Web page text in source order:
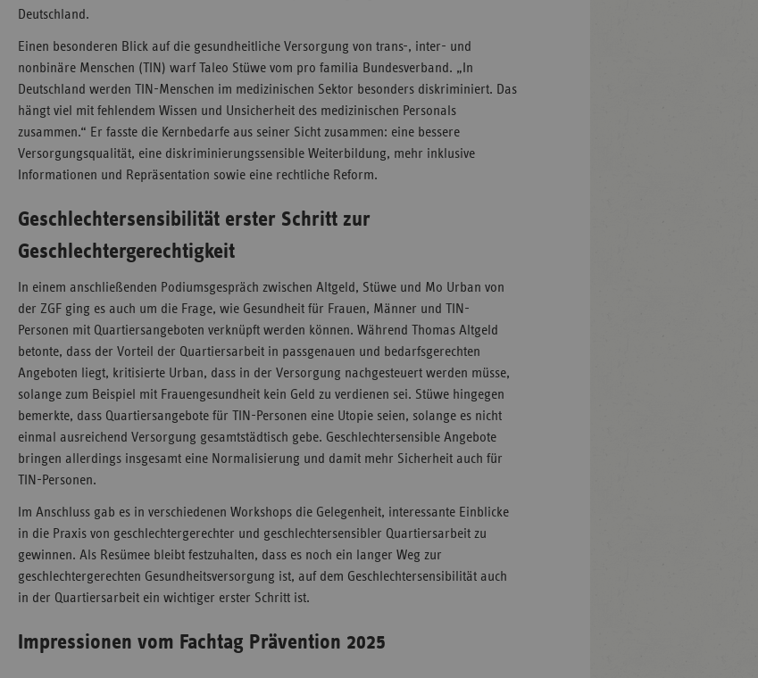
Deutschland.
Einen besonderen Blick auf die gesundheitliche Versorgung von trans-, inter- und
nonbinäre Menschen (TIN) warf Taleo Stüwe vom pro familia Bundesverband. „In
Deutschland werden TIN-Menschen im medizinischen Sektor besonders diskriminiert. Das
hängt viel mit fehlendem Wissen und Unsicherheit des medizinischen Personals
zusammen.“ Er fasste die Kernbedarfe aus seiner Sicht zusammen: eine bessere
Versorgungsqualität, eine diskriminierungssensible Weiterbildung, mehr inklusive
Informationen und Repräsentation sowie eine rechtliche Reform.
Geschlechtersensibilität erster Schritt zur
Geschlechtergerechtigkeit
In einem anschließenden Podiumsgespräch zwischen Altgeld, Stüwe und Mo Urban von
der ZGF ging es auch um die Frage, wie Gesundheit für Frauen, Männer und TIN-
Personen mit Quartiersangeboten verknüpft werden können. Während Thomas Altgeld
betonte, dass der Vorteil der Quartiersarbeit in passgenauen und bedarfsgerechten
Angeboten liegt, kritisierte Urban, dass in der Versorgung nachgesteuert werden müsse,
solange zum Beispiel mit Frauengesundheit kein Geld zu verdienen sei. Stüwe hingegen
bemerkte, dass Quartiersangebote für TIN-Personen eine Utopie seien, solange es nicht
einmal ausreichend Versorgung gesamtstädtisch gebe. Geschlechtersensible Angebote
bringen allerdings insgesamt eine Normalisierung und damit mehr Sicherheit auch für
TIN-Personen.
Im Anschluss gab es in verschiedenen Workshops die Gelegenheit, interessante Einblicke
in die Praxis von geschlechtergerechter und geschlechtersensibler Quartiersarbeit zu
gewinnen. Als Resümee bleibt festzuhalten, dass es noch ein langer Weg zur
geschlechtergerechten Gesundheitsversorgung ist, auf dem Geschlechtersensibilität auch
in der Quartiersarbeit ein wichtiger erster Schritt ist.
Impressionen vom Fachtag Prävention 2025